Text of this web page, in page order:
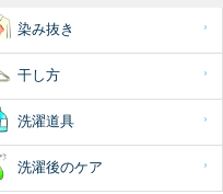
染み抜き
干し方
洗濯道具
洗濯後のケア